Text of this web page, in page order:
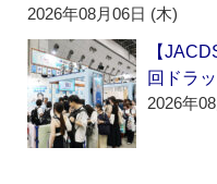
2026年08月06日 (木)
【
回ドラ
2026年